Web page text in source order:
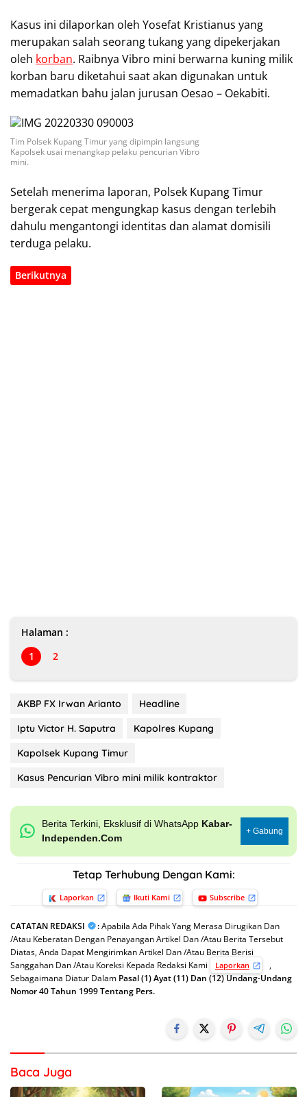
Kasus ini dilaporkan oleh Yosefat Kristianus yang
merupakan salah seorang tukang yang dipekerjakan
oleh korban. Raibnya Vibro mini berwarna kuning milik
korban baru diketahui saat akan digunakan untuk
memadatkan bahu jalan jurusan Oesao – Oekabiti.
Tim Polsek Kupang Timur yang dipimpin langsung
Kapolsek usai menangkap pelaku pencurian Vibro
mini.
Setelah menerima laporan, Polsek Kupang Timur
bergerak cepat mengungkap kasus dengan terlebih
dahulu mengantongi identitas dan alamat domisili
terduga pelaku.
Berikutnya
Halaman :
1
2
AKBP FX Irwan Arianto
Headline
Iptu Victor H. Saputra
Kapolres Kupang
Kapolsek Kupang Timur
Kasus Pencurian Vibro mini milik kontraktor
Berita Terkini, Eksklusif di WhatsApp Kabar-
Independen.Com
+ Gabung
Tetap Terhubung Dengan Kami:
Laporkan Ikuti Kami Subscribe
CATATAN REDAKSI :Apabila Ada Pihak Yang Merasa Dirugikan Dan
/Atau Keberatan Dengan Penayangan Artikel Dan /Atau Berita Tersebut
Diatas, Anda Dapat Mengirimkan Artikel Dan /Atau Berita Berisi
Sanggahan Dan /Atau Koreksi Kepada Redaksi Kami
Laporkan
,
Sebagaimana Diatur Dalam Pasal (1) Ayat (11) Dan (12) Undang-Undang
Nomor 40 Tahun 1999 Tentang Pers.
Baca Juga